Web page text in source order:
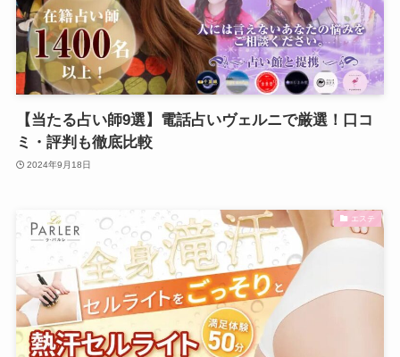
【当たる占い師9選】電話占いヴェルニで厳選！口コ
ミ・評判も徹底比較
2024年9月18日
エステ